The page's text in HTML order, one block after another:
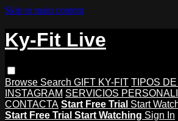
Skip to main content
Ky-Fit Live
Browse Search GIFT KY-FIT TIPOS
INSTAGRAM SERVICIOS
CONTACTA Start Free Trial Start
Start Free Trial Start Watching Sign In